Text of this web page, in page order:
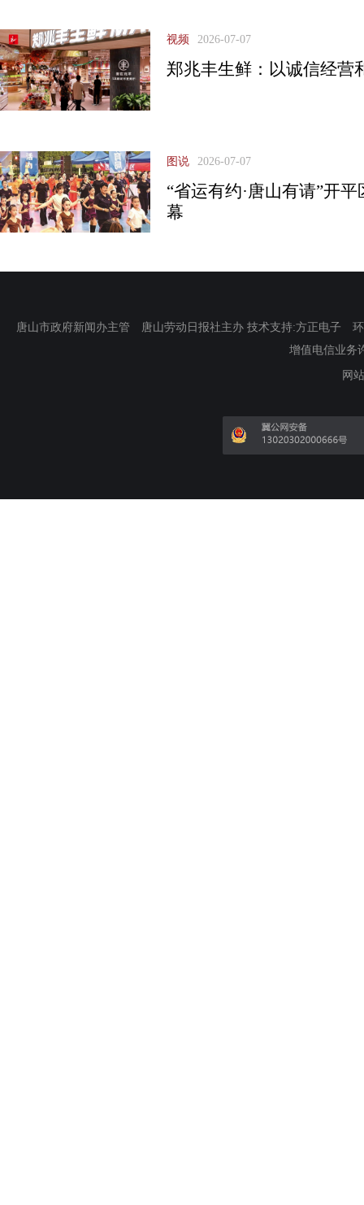
视频 2026-07-07
郑兆丰生鲜：以诚信经营
图说 2026-07-07
“省运有约·唐山有请”开
幕
唐山市政府新闻办主管 唐山劳动日报社主办 技术支持:方正电子
增值电信业务
网